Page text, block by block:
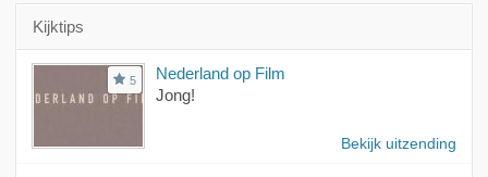
Kijktips
5
Nederland op Film
Jong!
Bekijk uitzending